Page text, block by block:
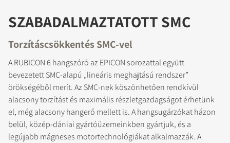
SZABADALMAZTATOTT SMC
Torzításcsökkentés SMC-vel
A RUBICON 6 hangszóró az EPICON sorozattal együtt
bevezetett SMC-alapú „lineáris meghajtású rendszer”
örökségéből merít. Az SMC-nek köszönhetően rendkívül
alacsony torzítást és maximális részletgazdagságot érhetünk
el, még alacsony hangerő mellett is. A hangsugárzókat házon
belül, közép-dániai gyártóüzemeinkben gyártjuk, és a
legújabb mágneses motortechnológiákat alkalmazzák. A